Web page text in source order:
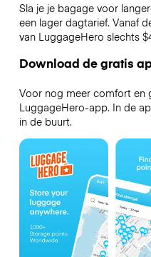
Sla je je bagage voor
een lager dagtarief. Vanaf
van LuggageHero slechts
Download de gratis
Voor nog meer comfort en
LuggageHero-app. In de
in de buurt.